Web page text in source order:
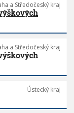
a Středočeský kraj
a Středočeský kraj
Ústecký kraj